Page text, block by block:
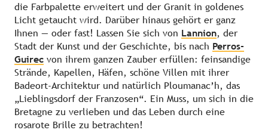
die Farbpalette erweitert und der Granit in goldenes
Licht getaucht wird. Darüber hinaus gehört er ganz
Ihnen — oder fast! Lassen Sie sich von Lannion, der
Stadt der Kunst und der Geschichte, bis nach Perros-
Guirec von ihrem ganzen Zauber erfüllen: feinsandige
Strände, Kapellen, Häfen, schöne Villen mit ihrer
Badeort-Architektur und natürlich Ploumanac’h, das
„Lieblingsdorf der Franzosen“. Ein Muss, um sich in die
Bretagne zu verlieben und das Leben durch eine
rosarote Brille zu betrachten!